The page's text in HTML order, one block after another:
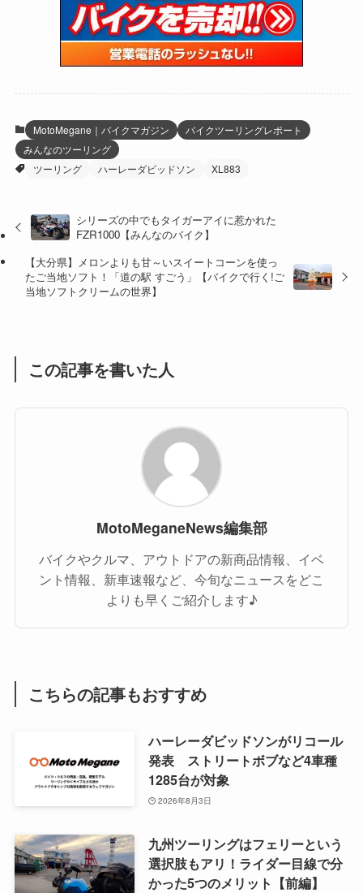
(64)
(109)
(15)
(5)
(17)
(5)
(61)
(13)
(60)
(171)
(38)
(47)
(59)
(47)
(1)
(35)
(41)
(12)
(16)
(20)
(16)
(1)
(55)
MotoMegane｜バイクマガジン
バイクツーリングレポート
みんなのツーリング
ツーリング
ハーレーダビッドソン XL883
シリーズの中でもタイガーアイに惹かれた
FZR1000【みんなのバイク】
【大分県】メロンよりも甘～いスイートコーンを使っ
たご当地ソフト！「道の駅 すごう」【バイクで行く!ご
当地ソフトクリームの世界】
この記事を書いた人
MotoMeganeNews編集部
バイクやクルマ、アウトドアの新商品情報、イベ
ント情報、新車速報など、今旬なニュースをどこ
よりも早くご紹介します♪
こちらの記事もおすすめ
ハーレーダビッドソンがリコール
発表 ストリートボブなど4車種
1285台が対象
2026年8月3日
九州ツーリングはフェリーという
選択肢もアリ！ライダー目線で分
かった5つのメリット【前編】